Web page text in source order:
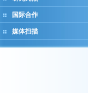
国际合作
媒体扫描